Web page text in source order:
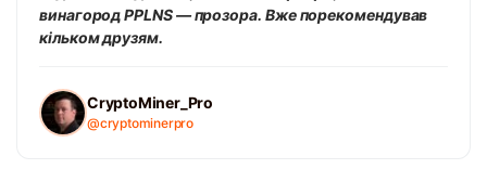
винагород PPLNS — прозора. Вже порекомендував
кільком друзям.
CryptoMiner_Pro
@cryptominerpro